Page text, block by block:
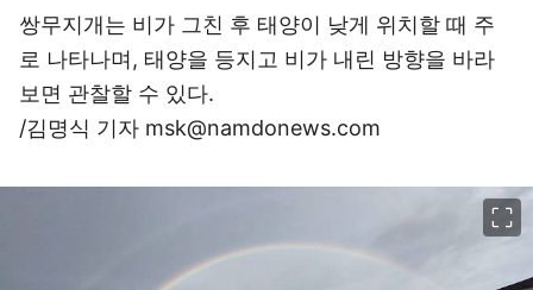
쌍무지개는 비가 그친 후 태양이 낮게 위치할 때 주
로 나타나며, 태양을 등지고 비가 내린 방향을 바라
보면 관찰할 수 있다.
/김명식 기자 msk@namdonews.com